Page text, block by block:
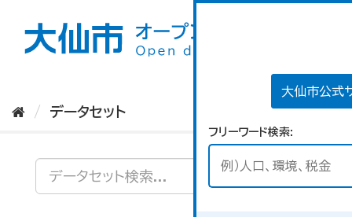
大仙市公式
フリーワード検索
データセット